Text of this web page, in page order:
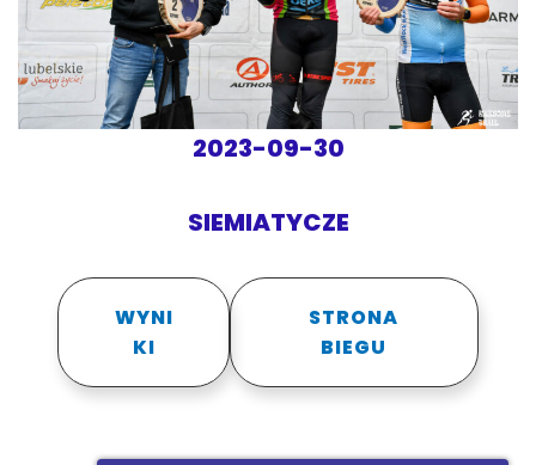
2023-09-30
SIEMIATYCZE
WYNI
KI
STRONA
BIEGU